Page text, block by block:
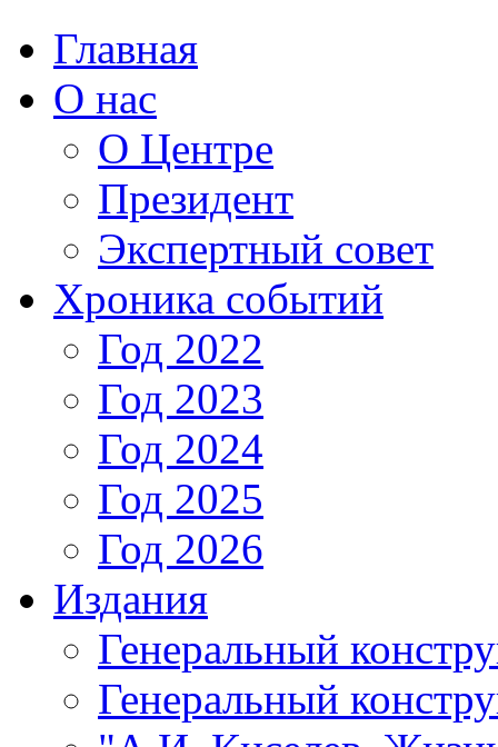
Главная
О нас
О Центре
Президент
Экспертный совет
Хроника событий
Год 2022
Год 2023
Год 2024
Год 2025
Год 2026
Издания
Генеральный
Генеральный